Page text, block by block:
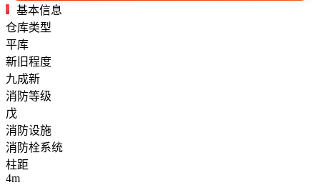
基本信息
仓库类型
平库
新旧程度
九成新
消防等级
戊
消防设施
消防栓系统
柱距
4m